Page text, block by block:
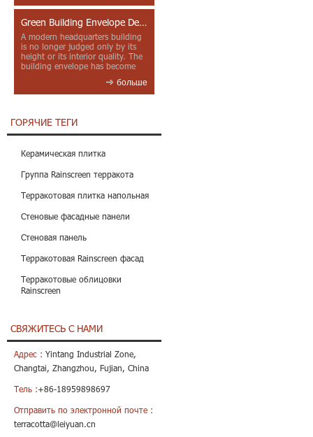
Green Building Envelope Design: Clay Sunscreen Fins for Modern Headquarters Architecture
A modern headquarters building
is no longer judged only by its
height or its interior quality. The
building envelope has become
больше
ГОРЯЧИЕ ТЕГИ
Керамическая плитка
Группа Rainscreen терракота
Терракотовая плитка напольная
Стеновые фасадные панели
Стеновая панель
Терракотовая Rainscreen фасад
Терракотовые облицовки
Rainscreen
СВЯЖИТЕСЬ С НАМИ
Адрес : Yintang Industrial Zone,
Changtai, Zhangzhou, Fujian, China
Тель :+86-18959898697
Отправить по электронной почте :
terracotta@leiyuan.cn